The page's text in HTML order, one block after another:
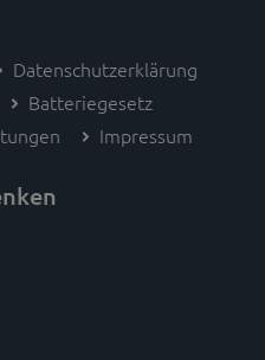
Datenschutzerklärung
Batteriegesetz
Impressum